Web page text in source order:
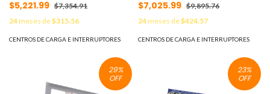
para 24 circuitos,
120/240vca, Barra de
aluminio, Nema 1, uso
interior. Incluye tapa. MOD:
$5,221.99 $7,354.91
24meses de$315.56
CENTROS DE CARGA E INTERRUPTORES
para 48 circuitos,
120/240vca, Barra de
aluminio, Nema 1, uso
interior. Incluye tapa. MOD:
$7,025.99 $9,895.76
24meses de$424.57
CENTROS DE CARGA E INTERRUPTORES
29%
OFF
23%
OFF